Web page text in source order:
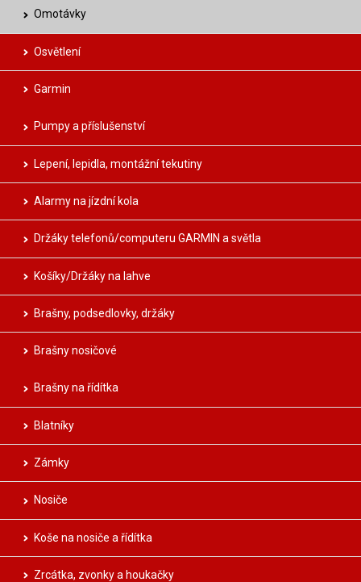
Omotávky
Osvětlení
Garmin
Pumpy a příslušenství
Lepení, lepidla, montážní tekutiny
Alarmy na jízdní kola
Držáky telefonů/computeru GARMIN a světla
Košíky/Držáky na lahve
Brašny, podsedlovky, držáky
Brašny nosičové
Brašny na řídítka
Blatníky
Zámky
Nosiče
Koše na nosiče a řídítka
Zrcátka, zvonky a houkačky